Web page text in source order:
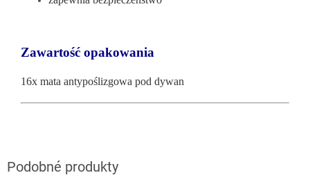
Zawartość opakowania
16x mata antypoślizgowa pod dywan